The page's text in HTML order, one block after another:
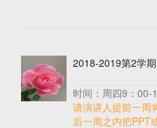
2018-2019第2学
时间：周四9：00-
请演讲人提前一周
后一周之内把PPT